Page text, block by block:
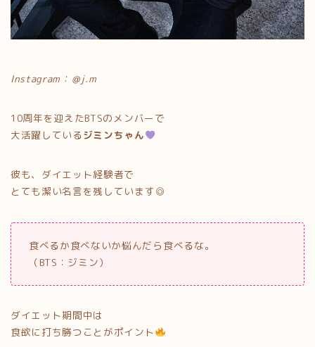
Instagram：＠j.m
10周年を迎えたBTSのメンバーで
大活躍しているジミンちゃん
彼も、ダイエット経験者で
とても潔い名言を残しています◎
食べるか食べないか悩んだら食べるな。
（BTS：ジミン）
ダイエット期間中は
食欲に打ち勝つことがポイント